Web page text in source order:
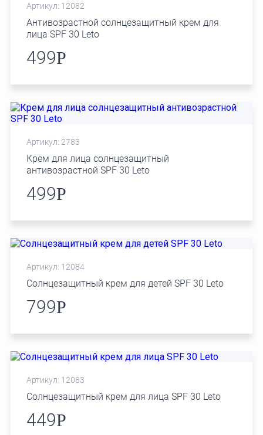
Артикул: 12082
Антивозрастной солнцезащитный крем для
лица SPF 30 Leto
499Р
Артикул: 2783
Крем для лица солнцезащитный
антивозрастной SPF 30 Leto
499Р
Артикул: 12084
Солнцезащитный крем для детей SPF 30 Leto
799Р
Артикул: 12083
Солнцезащитный крем для лица SPF 30 Leto
449Р